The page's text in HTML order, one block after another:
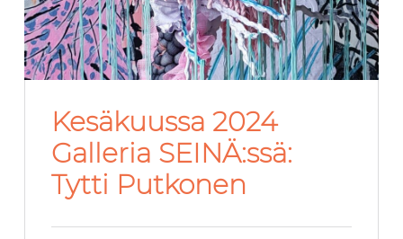
Kesäkuussa 2024
Galleria SEINÄ:ssä:
Tytti Putkonen